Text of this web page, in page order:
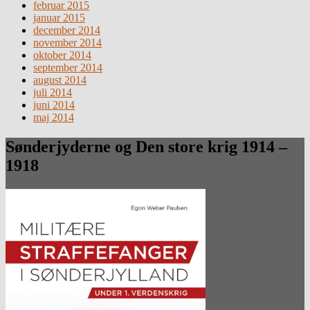
februar 2015
januar 2015
december 2014
november 2014
oktober 2014
september 2014
august 2014
juli 2014
juni 2014
maj 2014
Sønderjyderne og Den store krig 1914 –
1918